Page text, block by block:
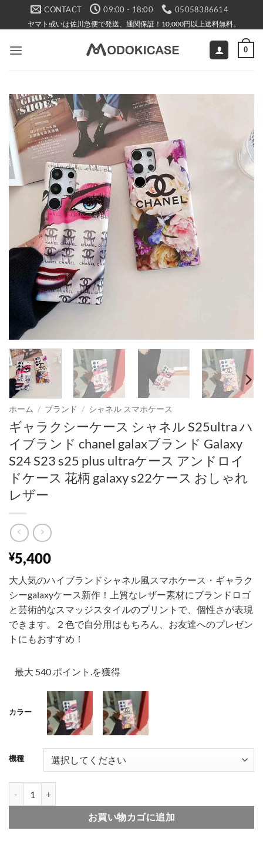
CONTACT 09:00 - 18:00 05058386614
ヤマト或いは佐川急便で発送、通関保証！10,000円以上送料無料。
0
ホーム / ブランド / シャネル スマホケース
ギャラクシーケース シャネル S25ultra ハ
イブランド chanel galaxブランド Galaxy
S24 S23 s25 plus ultraケース アンドロイ
ドケース 花柄 galaxy s22ケース おしゃれ
レザー
¥5,400
大人気のハイブランドシャネル風スマホケース・ギャラク
シーgalaxyケース新作！上質なレザー素材にブランドロゴ
と芸術的なスマッジスタイルのプリントで、個性さが表現
できます。２色で自分用はもちろん、お友達へのプレゼン
トにもおすすめ！
最大 540 ポイント.を獲得
カラー
001 002
機種
お買い物カゴに追加